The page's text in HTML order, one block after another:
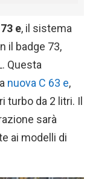
e, il sistema
il badge 73,
Questa
nuova C 63 e,
turbo da 2 litri. Il
sarà
ai modelli di